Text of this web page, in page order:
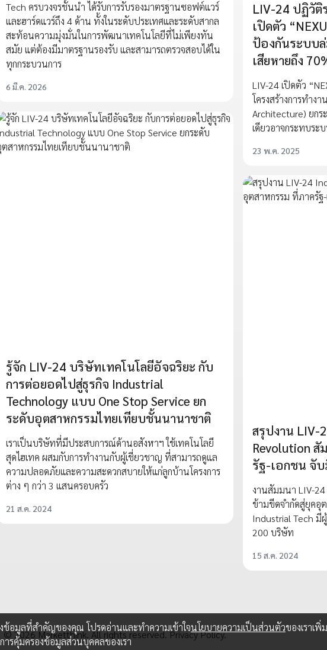
Tech ครบวงจรชั้นนำ ได้รับการรับรองมาตรฐานซอฟต์แวร์
และฮาร์ดแวร์ถึง 4 ด้าน ทั้งในระดับประเทศและระดับสากล
สะท้อนความมุ่งมั่นในการพัฒนาเทคโนโลยีที่ไม่เพียงทัน
สมัย แต่ต้องมีมาตรฐานรองรับ และสามารถตรวจสอบได้ใน
ทุกกระบวนการ
6 มี.ค. 2026
LIV-24 ปฏิวั
เปิดตัว
ป้องกันระบบ
เสียหายถึง
LIV-24 เปิดตัว
โครงสร้างการทำ
Architecture) ยกร
เดียวอาจกระทบระ
23 พ.ค. 2025
รู้จัก LIV-24 บริษัทเทคโนโลยีอัจฉริยะ กับ
การต่อยอดไปสู่ธุรกิจ Industrial
Technology แบบ One Stop Service ยก
ระดับอุตสาหกรรมไทยเทียบชั้นนานาชาติ
เราเป็นบริษัทที่มีประสบการณ์ด้านอสังหาฯ ใช้เทคโนโลยี
สุดไฮเทค ผสมกับการทำงานกับผู้เชี่ยวชาญ ที่สามารถดูแล
ความปลอดภัยและความสะดวกสบายให้แก่ลูกบ้านโครงการ
ต่าง ๆ กว่า 3 แสนครอบครัว
21 ส.ค. 2024
สรุปงาน LIV-
Revolution
รัฐ-เอกชน จั
งานสัมมนา LIV-
ข้ามขีดจำกัดสู่ยุคอุ
Industrial Tech มี
200 บริษัท
15 ส.ค. 2024
© 2026 Marketthink. All rights reserved.Privacy Policy.
ข้อมูลที่สำคัญของคุณ โปรดอ่านและทำความเข้าใจนโยบายความเป็นส่วนตัวของเราเ
รคุ้มครองข้อมูลส่วนบุคคลของเรา